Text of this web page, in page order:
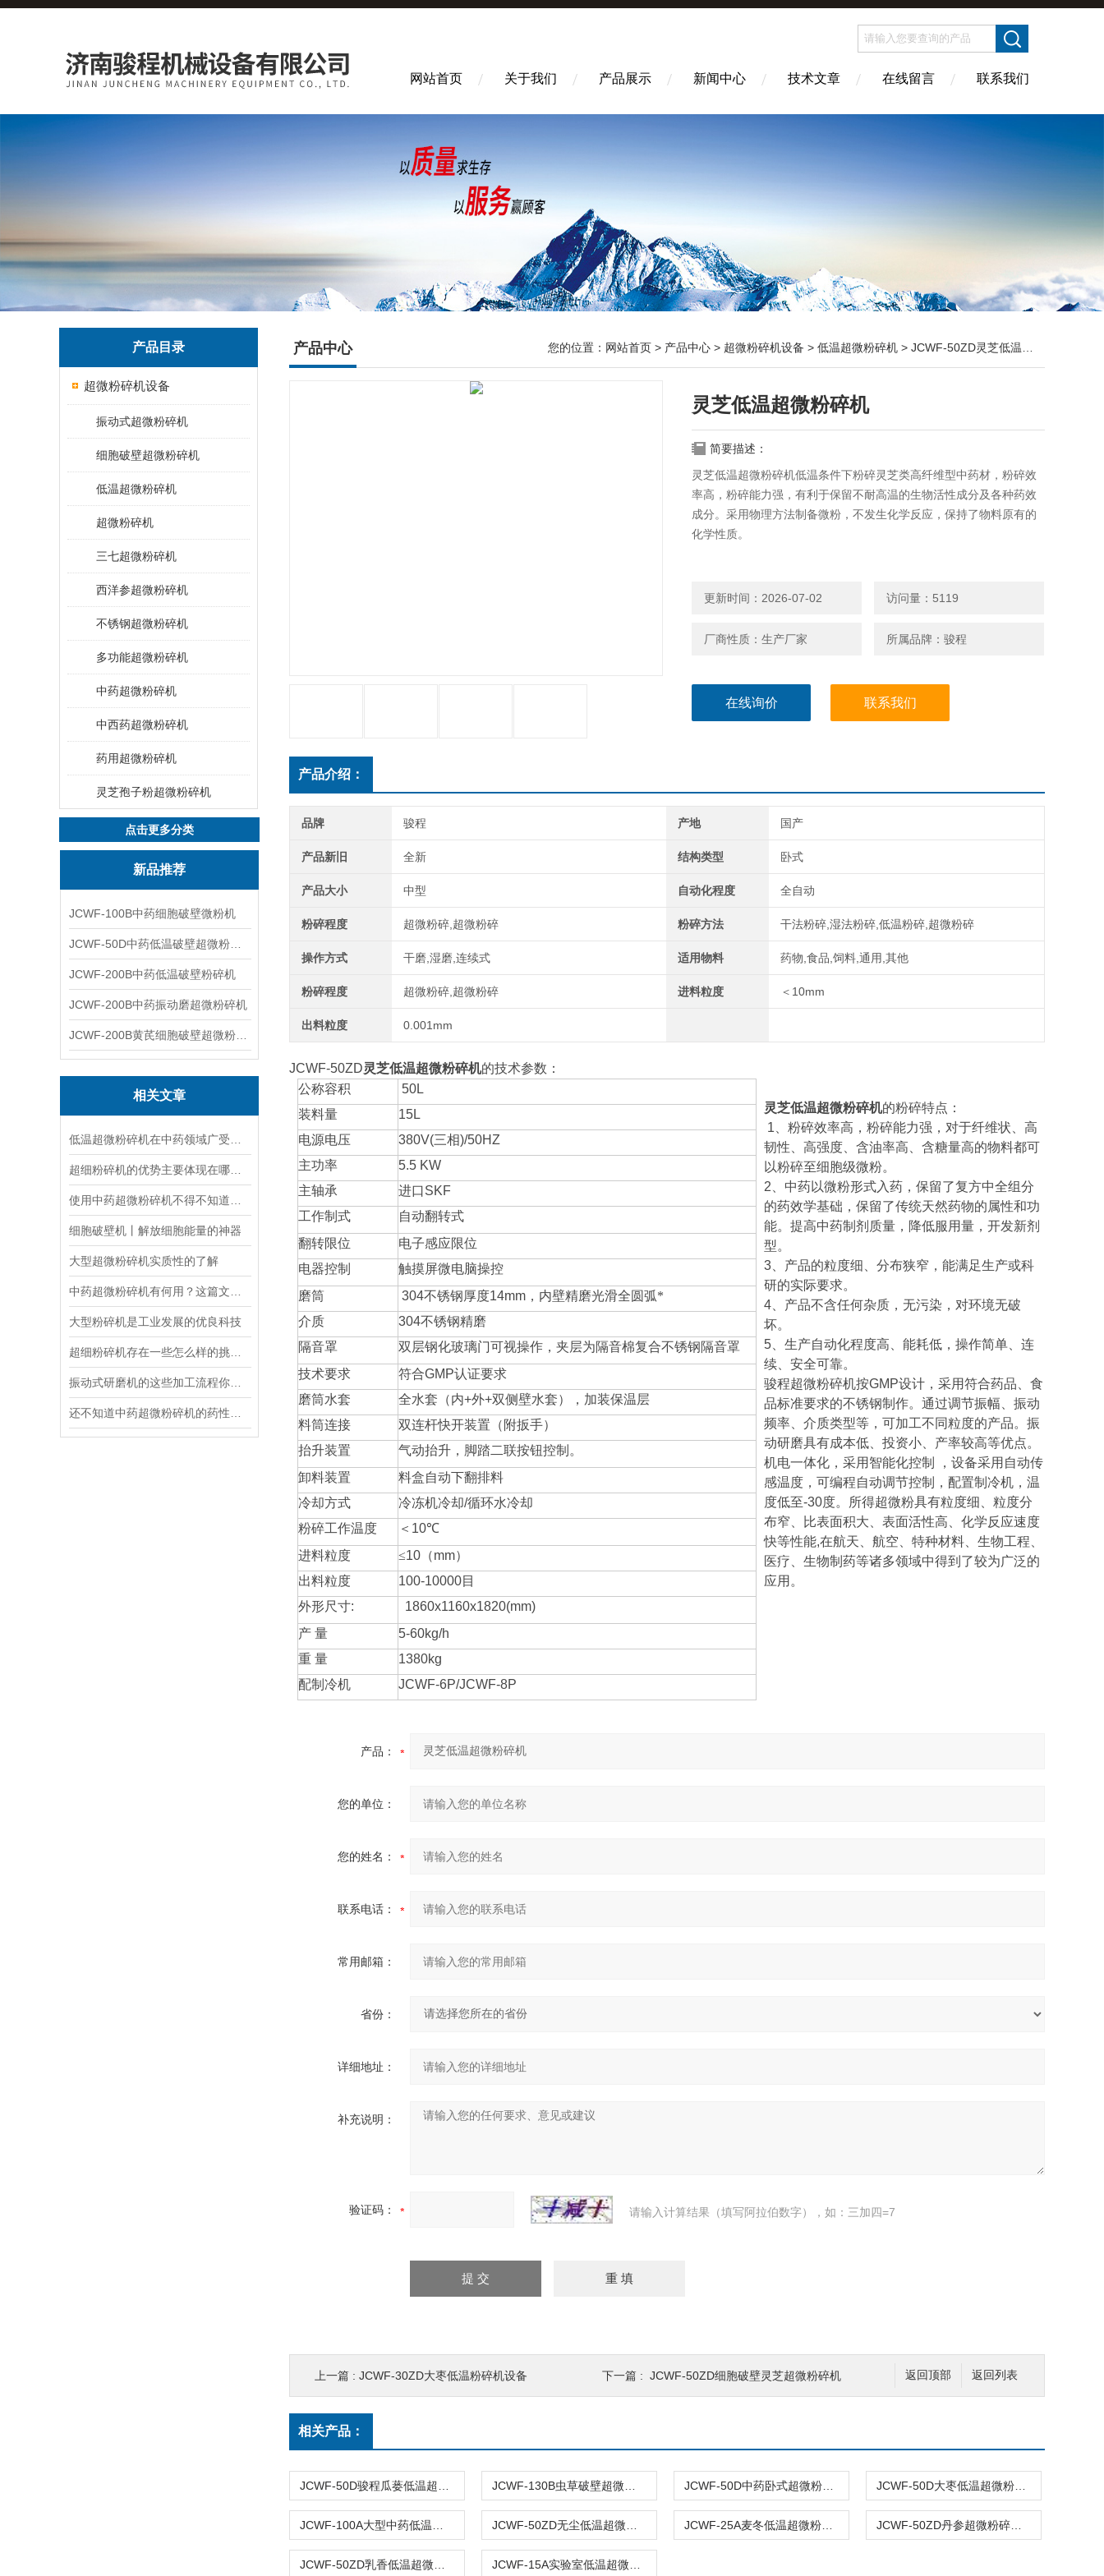
网站首页 关于我们 产品展示 新闻中心 技术文章 在线留言 联系我们
产品目录
超微粉碎机设备
振动式超微粉碎机
细胞破壁超微粉碎机
低温超微粉碎机
超微粉碎机
三七超微粉碎机
西洋参超微粉碎机
不锈钢超微粉碎机
多功能超微粉碎机
中药超微粉碎机
中西药超微粉碎机
药用超微粉碎机
灵芝孢子粉超微粉碎机
点击更多分类
新品推荐
JCWF-100B中药细胞破壁微粉机
JCWF-200B中药低温破壁粉碎机
JCWF-200B中药振动磨超微粉碎机
相关文章
细胞破壁机丨解放细胞能量的神器
大型超微粉碎机实质性的了解
大型粉碎机是工业发展的优良科技
产品中心 您的位置： 网站首页 > 产品中心 > 超微粉碎机设备 > 低温超微粉碎机 > JCWF-50ZD灵芝低温超微粉碎机
灵芝低温超微粉碎机
简要描述：
灵芝低温超微粉碎机低温条件下粉碎灵芝类高纤维型中药材，粉碎效
率高，粉碎能力强，有利于保留不耐高温的生物活性成分及各种药效
成分。采用物理方法制备微粉，不发生化学反应，保持了物料原有的
化学性质。
更新时间：2026-07-02 访问量：5119
厂商性质：生产厂家 所属品牌：骏程
在线询价 联系我们
产品介绍：
品牌 骏程 产地 国产
产品新旧 全新 结构类型 卧式
产品大小 中型 自动化程度 全自动
粉碎程度 超微粉碎,超微粉碎 粉碎方法 干法粉碎,湿法粉碎,低温粉碎,超微粉碎
操作方式 干磨,湿磨,连续式 适用物料 药物,食品,饲料,通用,其他
粉碎程度 超微粉碎,超微粉碎 进料粒度 ＜10mm
出料粒度 0.001mm
JCWF-50ZD灵芝低温超微粉碎机的技术参数：
公称容积
50L
装料量
15L
电源电压
380V(三相)/50HZ
主功率
5.5 KW
主轴承
进口SKF
工作制式
自动翻转式
翻转限位
电子感应限位
电器控制
触摸屏微电脑操控
磨筒
304不锈钢厚度14mm，内壁精磨光滑全圆弧*
介质
304不锈钢精磨
隔音罩
双层钢化玻璃门可视操作，夹层为隔音棉复合不锈钢隔音罩
技术要求
符合GMP认证要求
磨筒水套
全水套（内+外+双侧壁水套），加装保温层
料筒连接
双连杆快开装置（附扳手）
抬升装置
气动抬升，脚踏二联按钮控制。
卸料装置
料盒自动下翻排料
冷却方式
冷冻机冷却/循环水冷却
粉碎工作温度
＜ 10℃
进料粒度
≤10（mm）
出料粒度
100-10000目
外形尺寸:
1860x1160x1820(mm)
产 量
5-60kg/h
重 量
1380kg
配制冷机
JCWF-6P/JCWF-8P
灵芝低温超微粉碎机的粉碎特点：
1、粉碎效率高，粉碎能力强，对于纤维状、高
韧性、高强度、含油率高、含糖量高的物料都可
以粉碎至细胞级微粉。
2、中药以微粉形式入药，保留了复方中全组分
的药效学基础，保留了传统天然药物的属性和功
能。提高中药制剂质量，降低服用量，开发新剂
型。
3、产品的粒度细、分布狭窄，能满足生产或科
研的实际要求。
4、产品不含任何杂质，无污染，对环境无破
坏。
5、生产自动化程度高、能耗低，操作简单、连
续、安全可靠。
骏程超微粉碎机按GMP设计，采用符合药品、食
品标准要求的不锈钢制作。通过调节振幅、振动
频率、介质类型等，可加工不同粒度的产品。振
动研磨具有成本低、投资小、产率较高等优点。
机电一体化，采用智能化控制 ，设备采用自动传
感温度，可编程自动调节控制，配置制冷机，温
度低至-30度。所得超微粉具有粒度细、粒度分
布窄、比表面积大、表面活性高、化学反应速度
快等性能,在航天、航空、特种材料、生物工程、
医疗、生物制药等诸多领域中得到了较为广泛的
应用。
产品：
您的单位：
您的姓名：
联系电话：
常用邮箱：
省份：
详细地址：
补充说明：
验证码： 请输入计算结果（填写阿拉伯数字），如：三加四=7
返回列表
返回顶部
上一篇 : JCWF-30ZD大枣低温粉碎机设备 下一篇 : JCWF-50ZD细胞破壁灵芝超微粉碎机
相关产品：